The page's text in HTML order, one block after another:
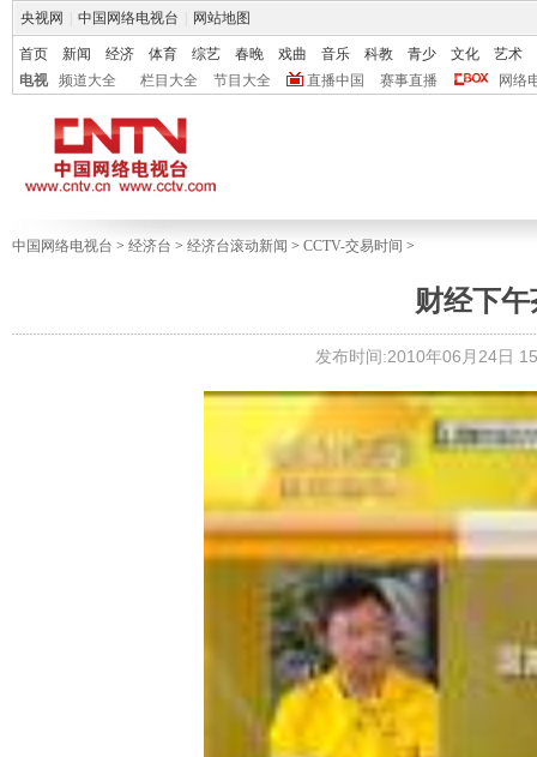
央视网 中国网络电视台 网站地图
首页 新闻 经济 体育 综艺 春晚 戏曲 音乐 科教 青少 文化
艺术
电视
频道大全 栏目大全 节目大全 直播中国 赛事直播 网络
中国网络电视台 > 经济台 > 经济台滚动新闻 > CCTV-交易时间 >
财经下
发布时间:2010年06月24日